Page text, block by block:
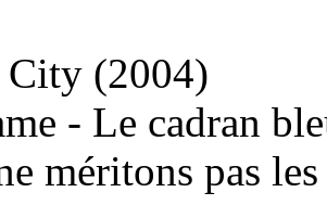
City (2004)
- Le cadran
méritons pas